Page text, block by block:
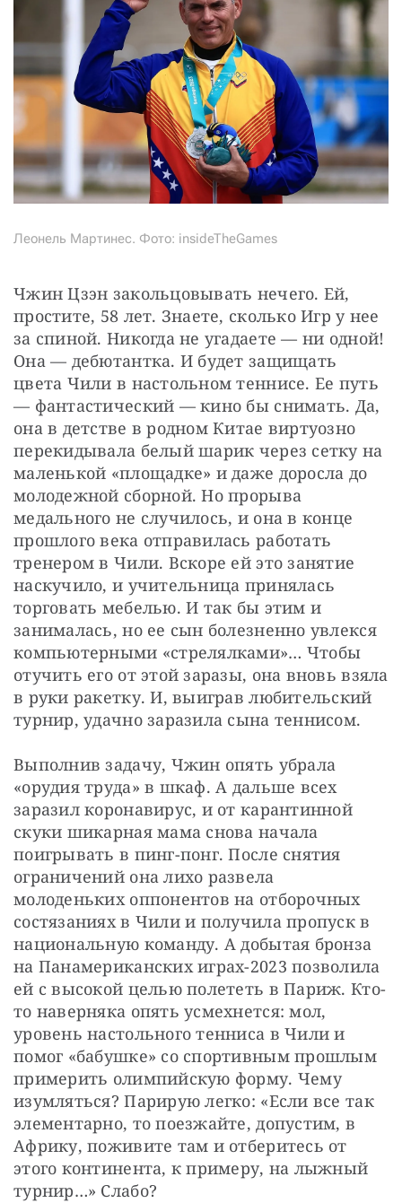
Леонель Мартинес. Фото: insideTheGames
Чжин Цзэн закольцовывать нечего. Ей,
простите, 58 лет. Знаете, сколько Игр у нее
за спиной. Никогда не угадаете — ни одной!
Она — дебютантка. И будет защищать
цвета Чили в настольном теннисе. Ее путь
— фантастический — кино бы снимать. Да,
она в детстве в родном Китае виртуозно
перекидывала белый шарик через сетку на
маленькой «площадке» и даже доросла до
молодежной сборной. Но прорыва
медального не случилось, и она в конце
прошлого века отправилась работать
тренером в Чили. Вскоре ей это занятие
наскучило, и учительница принялась
торговать мебелью. И так бы этим и
занималась, но ее сын болезненно увлекся
компьютерными «стрелялками»… Чтобы
отучить его от этой заразы, она вновь взяла
в руки ракетку. И, выиграв любительский
турнир, удачно заразила сына теннисом.
Выполнив задачу, Чжин опять убрала
«орудия труда» в шкаф. А дальше всех
заразил коронавирус, и от карантинной
скуки шикарная мама снова начала
поигрывать в пинг-понг. После снятия
ограничений она лихо развела
молоденьких оппонентов на отборочных
состязаниях в Чили и получила пропуск в
национальную команду. А добытая бронза
на Панамериканских играх-2023 позволила
ей с высокой целью полететь в Париж. Кто-
то наверняка опять усмехнется: мол,
уровень настольного тенниса в Чили и
помог «бабушке» со спортивным прошлым
примерить олимпийскую форму. Чему
изумляться? Парирую легко: «Если все так
элементарно, то поезжайте, допустим, в
Африку, поживите там и отберитесь от
этого континента, к примеру, на лыжный
турнир…» Слабо?